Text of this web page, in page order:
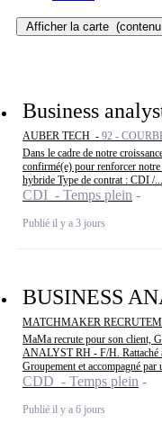
Afficher la carte
Business
AUBER TECH - 92 -
Dans le cadre de notre
confirmé(e) pour renforcer
hybride Type de contrat : CDI /...
CDI - Temps plein
Publié il y a 3 jours
BUSINESS
MATCHMAKER
MaMa recrute pour son client,
ANALYST RH - F/H. Rattaché
Groupement et accompagné
CDD - Temps plein
Publié il y a 6 jours